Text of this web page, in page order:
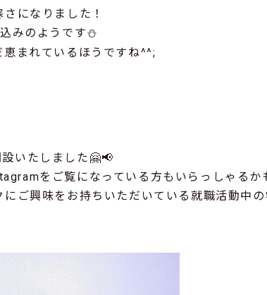
になりました！
みのようです⛄
まれているほうですね^^;
設いたしました🤗📢
をご覧になっている方もいらっしゃるか
ご興味をお持ちいただいている就職活動中の